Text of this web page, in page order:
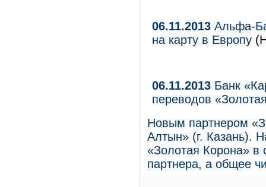
06.11.2013 Альфа-
на карту в Европу
06.11.2013 Банк
переводов
Новым партнером
Алтын» (г. Казань).
«Золотая Корона» в
партнера, а общее